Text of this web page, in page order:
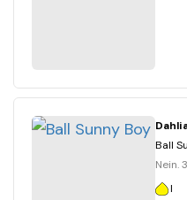
Ball
Nein.
I